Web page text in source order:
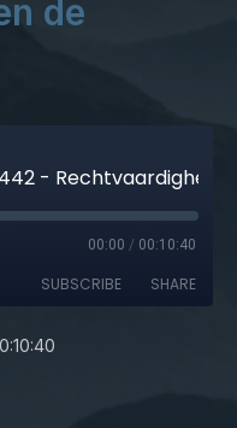
de
00:00 / 00:10:40
SUBSCRIBE SHARE